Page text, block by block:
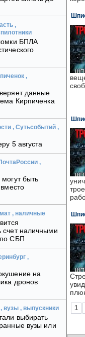
,
БПЛА
,
данные
Кирпиченка
, Сутьсобытий ,
5 августа
,
быть
, наличные
счет наличными
СБП
,
на
дронов
, вузы , выпускники
выбирать
вузы или
1